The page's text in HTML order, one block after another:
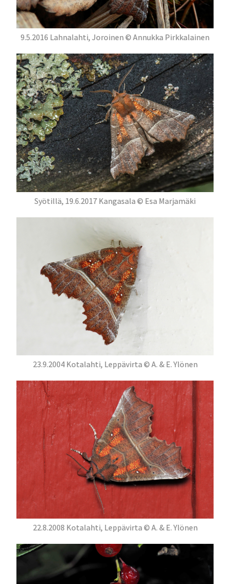
9.5.2016 Lahnalahti, Joroinen © Annukka Pirkkalainen
Syötillä, 19.6.2017 Kangasala © Esa Marjamäki
23.9.2004 Kotalahti, Leppävirta © A. & E. Ylönen
22.8.2008 Kotalahti, Leppävirta © A. & E. Ylönen